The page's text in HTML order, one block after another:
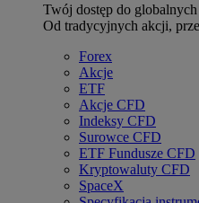
Twój dostęp do
Od tradycyjnych akcji,
Forex
Akcje
ETF
Akcje CFD
Indeksy CFD
Surowce CFD
ETF Fundusze CFD
Kryptowaluty CFD
SpaceX